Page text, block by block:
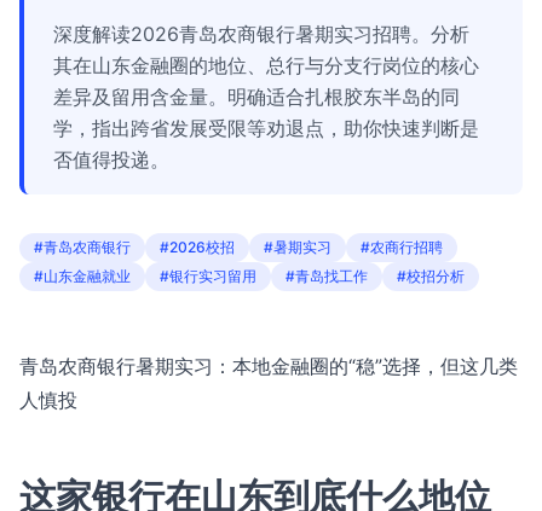
深度解读2026青岛农商银行暑期实习招聘。分析
其在山东金融圈的地位、总行与分支行岗位的核心
差异及留用含金量。明确适合扎根胶东半岛的同
学，指出跨省发展受限等劝退点，助你快速判断是
否值得投递。
#青岛农商银行 #2026校招 #暑期实习
#农商行招聘
#山东金融就业
#银行实习留用 #青岛找工作 #校招分析
青岛农商银行暑期实习：本地金融圈的“稳”选择，但这几类
人慎投
这家银行在山东到底什么地位